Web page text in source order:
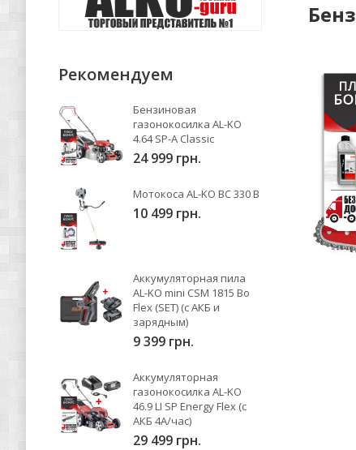
Рекомендуем
Бензиновая
газонокосилка AL-KO
4.64 SP-A Classic
24 999 грн.
Мотокоса AL-KO BC 330 B
10 499 грн.
Аккумуляторная пила
AL-KO mini CSM 1815 Bo
Flex (SET) (с АКБ и
зарядным)
9 399 грн.
Аккумуляторная
газонокосилка AL-KO
46.9 LI SP Energy Flex (с
АКБ 4А/час)
29 499 грн.